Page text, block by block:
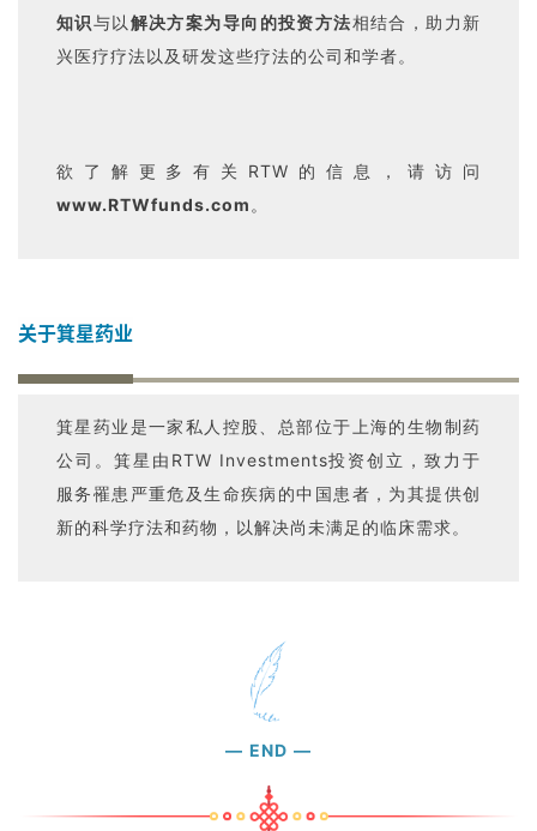
学
登录 注册
知识与以 解决方案为导向的投资方法相结合，助力新
兴医疗疗法以及研发这些疗法的公司和学者。
欲了解更多有关RTW的信息，请访问
www.RTWfunds.com 。
关于箕星药业
箕星药业是一家私人控股、总部位于上海的生物制药
公司。箕星由RTW Investments投资创立，致力于
服务罹患严重危及生命疾病的中国患者，为其提供创
新的科学疗法和药物，以解决尚未满足的临床需求。
— END —